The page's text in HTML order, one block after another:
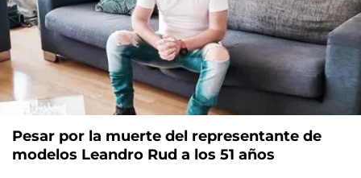
Pesar por la muerte del representante de
modelos Leandro Rud a los 51 años